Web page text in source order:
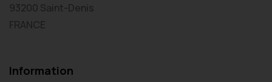
93200 Saint-Denis
FRANCE
Information